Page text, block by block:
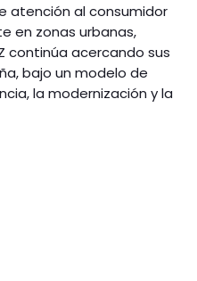
atención al consumidor
en zonas urbanas,
continúa acercando sus
bajo un modelo de
la modernización y la